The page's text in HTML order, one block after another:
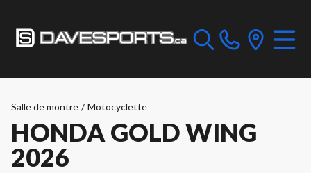
Salle de montre / Motocyclette
HONDA GOLD WING
2026